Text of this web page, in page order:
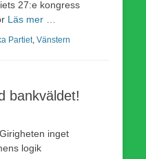
27:e kongress
Läs mer …
Partiet, Vänstern
bankväldet!
inget
logik